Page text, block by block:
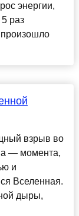
энергии,
раз
взрыв во
— момента,
и
Вселенная.
дыры,